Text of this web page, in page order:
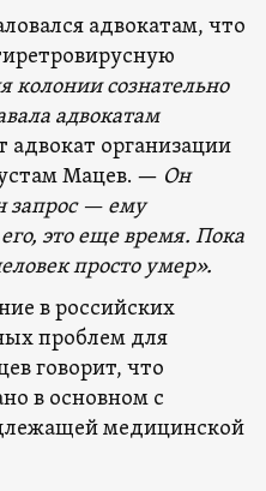
адвокатам, что
колонии сознательно
адвокатам
адвокат организации
Мацев. — Он
запрос — ему
это еще время. Пока
просто умер».
в российских
проблем для
говорит, что
в основном с
медицинской